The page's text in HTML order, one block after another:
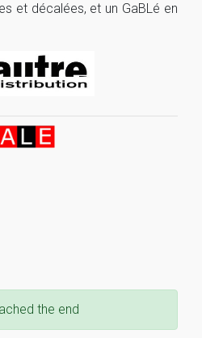
et décalées, et un GaBLé en
the end